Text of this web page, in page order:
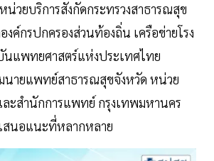
วยบริการสังกัดกระทรวงสาธารณสุข
งค์กรปกครองส่วนท้องถิ่น เครือข่ายโรง
นแพทยศาสตร์แห่งประเทศไทย
นายแพทย์สาธารณสุขจังหวัด หน่วย
ละสำนักการแพทย์ กรุงเทพมหานคร
สนอแนะที่หลากหลาย